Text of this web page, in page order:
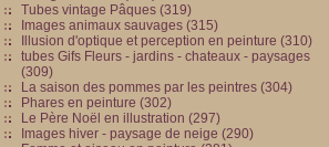
Tubes vintage Pâques (319)
Images animaux sauvages (315)
Illusion d'optique et perception en peinture (310)
tubes Gifs Fleurs - jardins - chateaux - paysages
(309)
La saison des pommes par les peintres (304)
Phares en peinture (302)
Le Père Noël en illustration (297)
Images hiver - paysage de neige (290)